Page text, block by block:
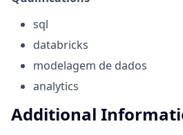
sql
databricks
modelagem de dados
analytics
Additional